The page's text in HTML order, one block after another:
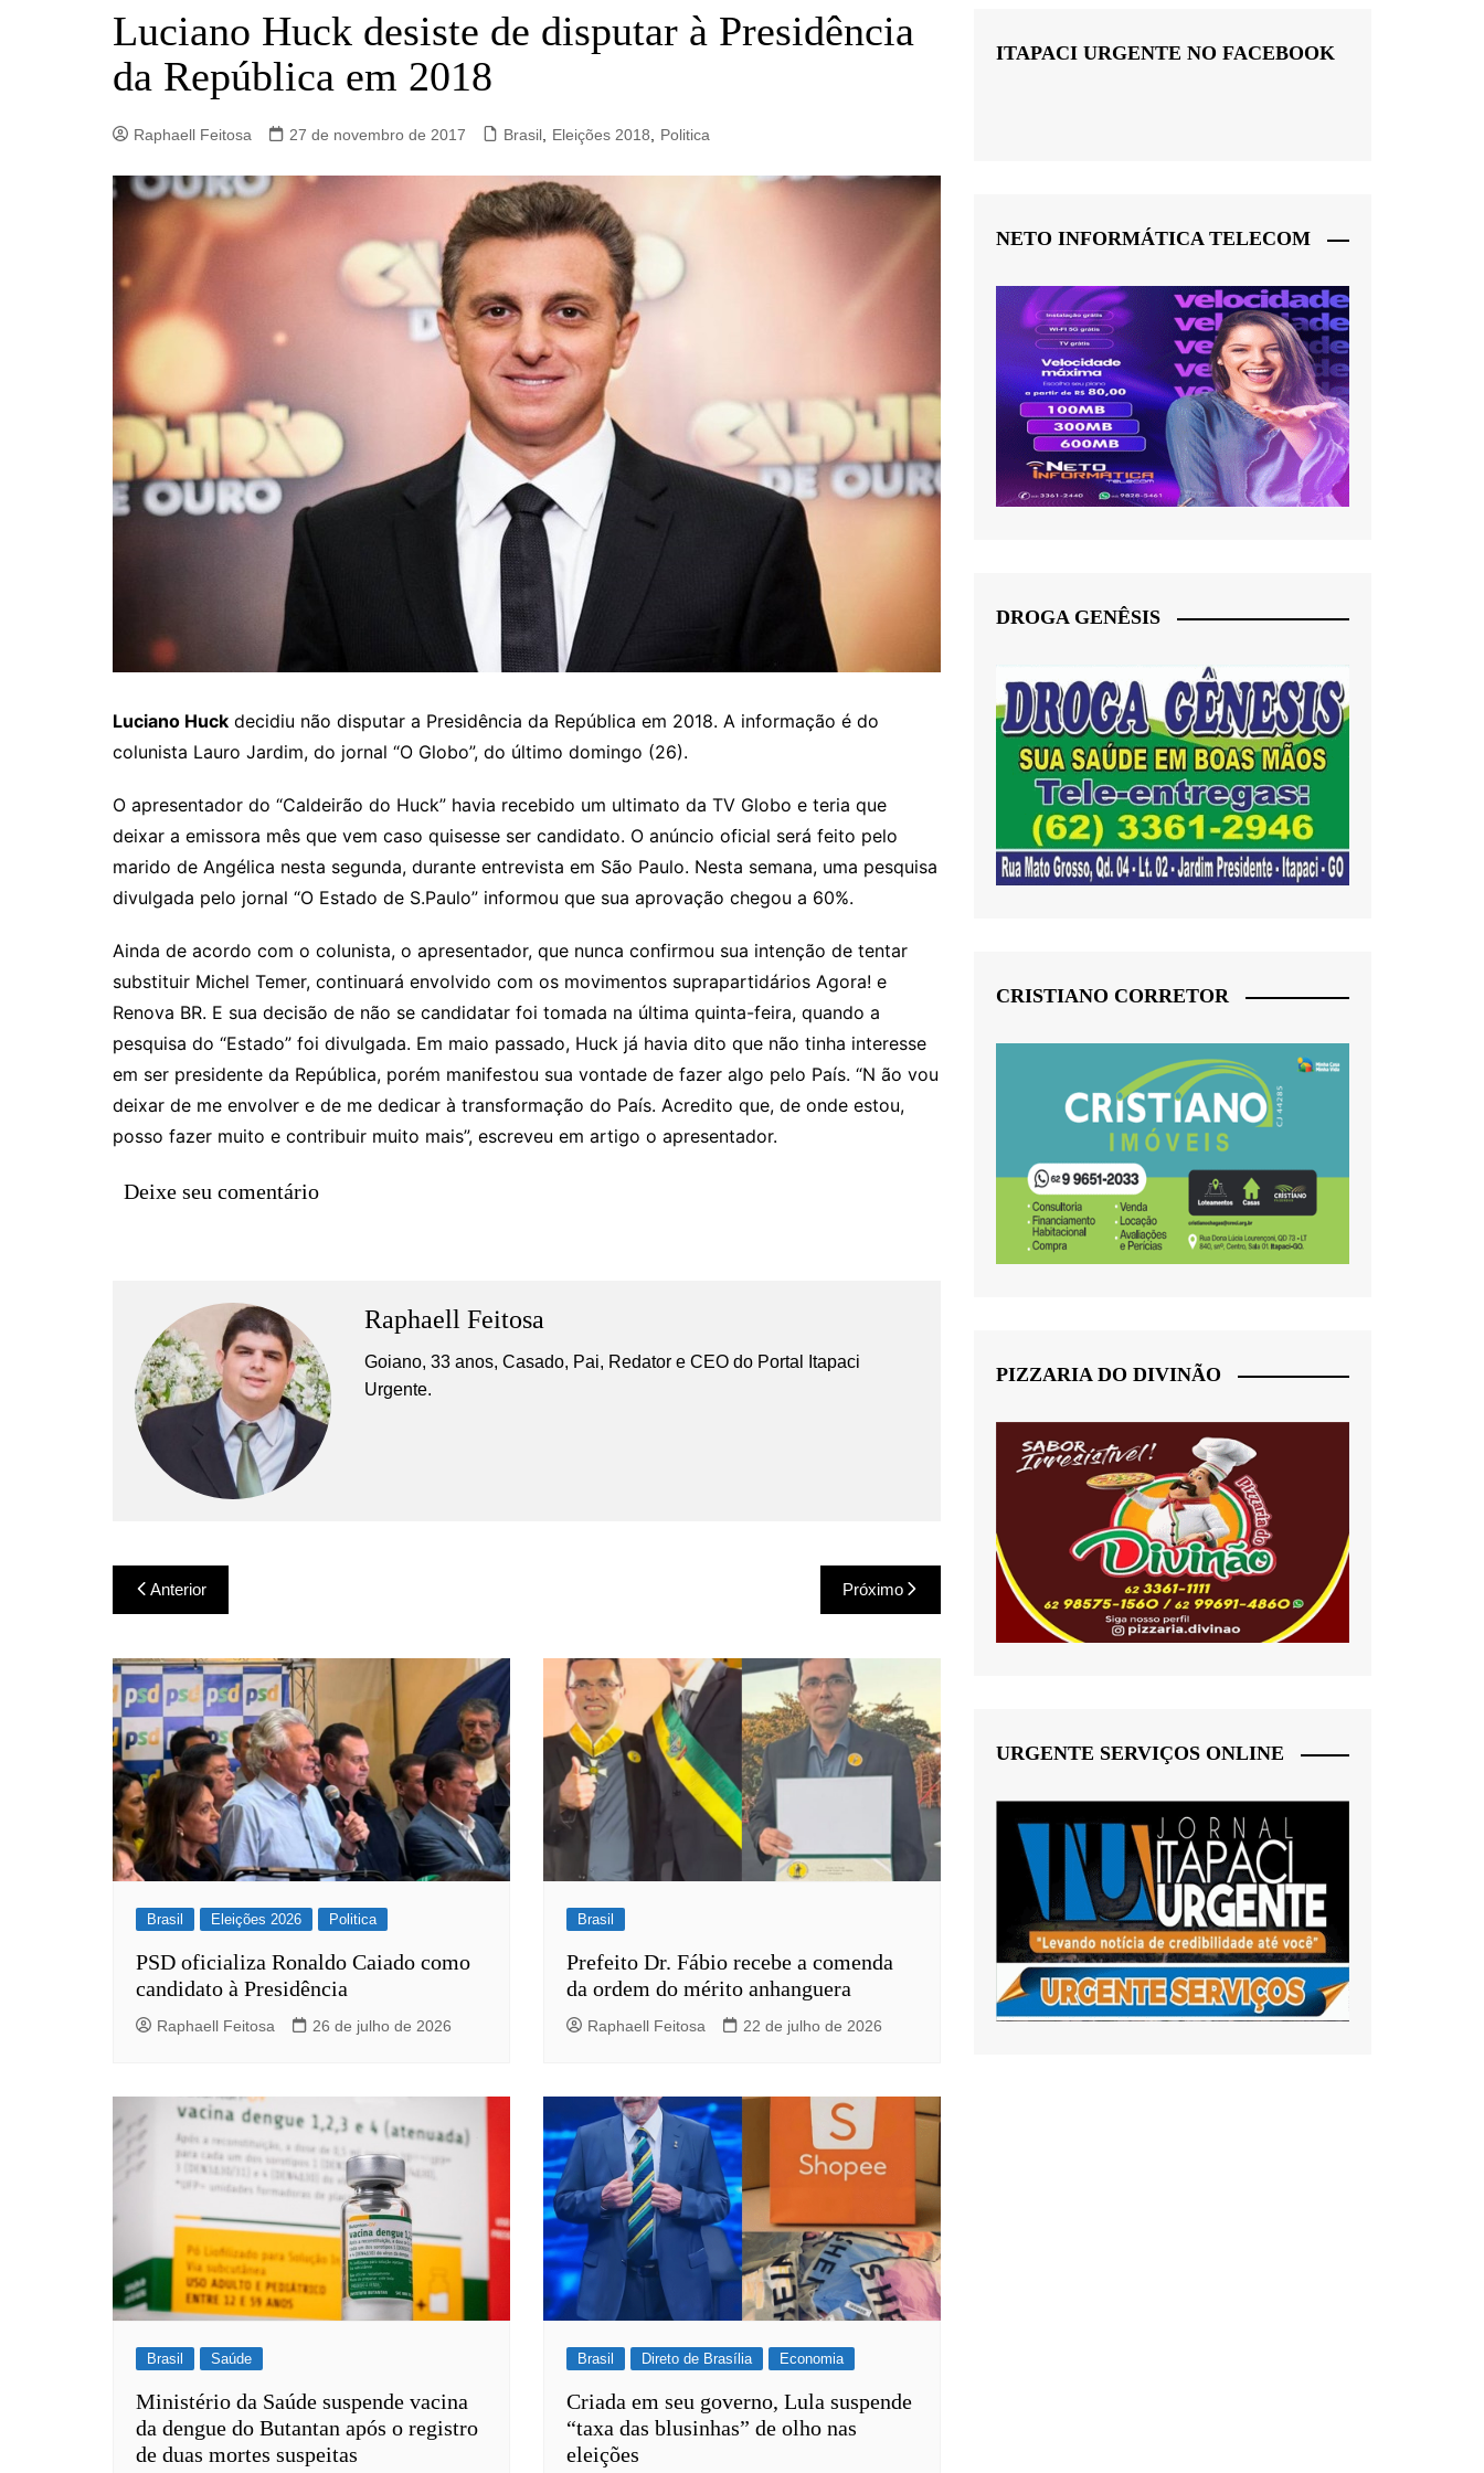
Campinorte
Campos Verdes
Estrela do Norte
Goianésia
Hidrolina
Ipiranga de Goiás
Itaberaí
Nova Crixás
Nova Glória
Rialma
Rianápolis
Rubiataba
Santa Isabel
Santa Terezinha de Goiás
Uirapuru
Luciano Huck desiste de disputar à Presidência
da República em 2018
Raphaell Feitosa 27 de novembro de 2017 Brasil, Eleições 2018, Politica
Luciano Huck decidiu não disputar a Presidência da República em 2018. A informação é do
colunista Lauro Jardim, do jornal “O Globo”, do último domingo (26).
O apresentador do “Caldeirão do Huck” havia recebido um ultimato da TV Globo e teria que
deixar a emissora mês que vem caso quisesse ser candidato. O anúncio oficial será feito pelo
marido de Angélica nesta segunda, durante entrevista em São Paulo. Nesta semana, uma pesquisa
divulgada pelo jornal “O Estado de S.Paulo” informou que sua aprovação chegou a 60%.
Ainda de acordo com o colunista, o apresentador, que nunca confirmou sua intenção de tentar
substituir Michel Temer, continuará envolvido com os movimentos suprapartidários Agora! e
Renova BR. E sua decisão de não se candidatar foi tomada na última quinta-feira, quando a
pesquisa do “Estado” foi divulgada. Em maio passado, Huck já havia dito que não tinha interesse
em ser presidente da República, porém manifestou sua vontade de fazer algo pelo País. “N ão vou
deixar de me envolver e de me dedicar à transformação do País. Acredito que, de onde estou,
posso fazer muito e contribuir muito mais”, escreveu em artigo o apresentador.
Deixe seu comentário
Raphaell Feitosa
Goiano, 33 anos, Casado, Pai, Redator e CEO do Portal Itapaci
Urgente.
Navegação
de
Post
Anterior Próximo
Brasil Eleições 2026 Politica
PSD oficializa Ronaldo Caiado como
candidato à Presidência
Raphaell Feitosa 26 de julho de 2026
Brasil
Prefeito Dr. Fábio recebe a comenda
da ordem do mérito anhanguera
Raphaell Feitosa 22 de julho de 2026
Brasil Saúde
Ministério da Saúde suspende vacina
da dengue do Butantan após o registro
de duas mortes suspeitas
Brasil Direto de Brasília Economia
Criada em seu governo, Lula suspende
“taxa das blusinhas” de olho nas
eleições
ITAPACI URGENTE NO FACEBOOK
NETO INFORMÁTICA TELECOM
DROGA GENÊSIS
CRISTIANO CORRETOR
PIZZARIA DO DIVINÃO
URGENTE SERVIÇOS ONLINE